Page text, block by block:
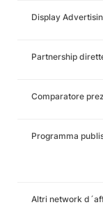
Display
Partnership
Comparatore
Programma
Altri network